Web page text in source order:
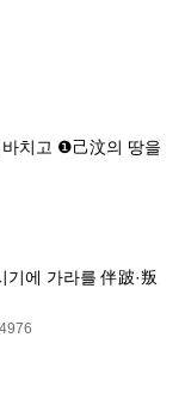
치고 ❶己汶의 땅을
에 가라를 伴跛·叛